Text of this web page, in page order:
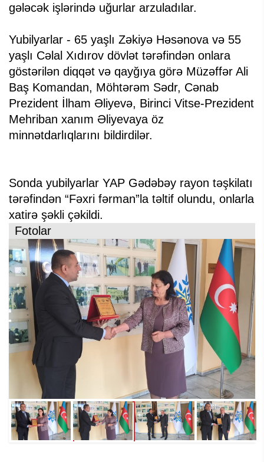
gələcək işlərində uğurlar arzuladılar.
Yubilyarlar - 65 yaşlı Zəkiyə Həsənova və 55
yaşlı Cəlal Xıdırov dövlət tərəfindən onlara
göstərilən diqqət və qayğıya görə Müzəffər Ali
Baş Komandan, Möhtərəm Sədr, Cənab
Prezident İlham Əliyevə, Birinci Vitse-Prezident
Mehriban xanım Əliyevaya öz
minnətdarlıqlarını bildirdilər.
Sonda yubilyarlar YAP Gədəbəy rayon təşkilatı
tərəfindən “Fəxri fərman”la təltif olundu, onlarla
xatirə şəkli çəkildi.
Fotolar